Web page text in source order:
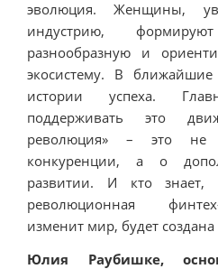
эволюция. Женщины,
индустрию,
разнообразную и
экосистему. В
истории успеха.
поддерживать это
революция» – это
конкуренции, а о
развитии. И кто знает,
революционная
изменит мир, будет
Юлия Раубишке,